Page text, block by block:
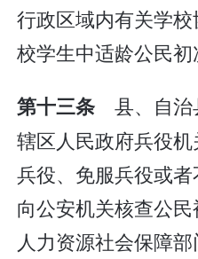
行政区域内有关学
校学生中适龄公民初
第十三条县、自
辖区人民政府兵役
兵役、免服兵役或
向公安机关核查公
人力资源社会保障